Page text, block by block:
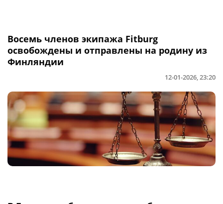
Восемь членов экипажа Fitburg
освобождены и отправлены на родину из
Финляндии
12-01-2026, 23:20